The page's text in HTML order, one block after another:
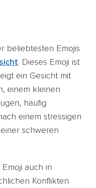
beliebtesten Emojis
. Dieses Emoji ist
ein Gesicht mit
einem kleinen
häufig
einem stressigen
schweren
auch in
Konflikten